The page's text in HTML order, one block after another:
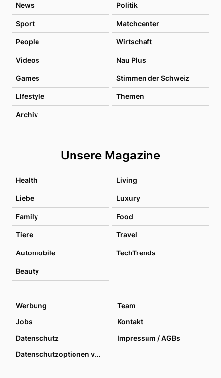
News Politik
Sport Matchcenter
People Wirtschaft
Videos Nau Plus
Games Stimmen der Schweiz
Lifestyle Themen
Archiv
Unsere Magazine
Health Living
Liebe Luxury
Family Food
Tiere Travel
Automobile TechTrends
Beauty
Werbung
Team
Jobs
Kontakt
Datenschutz
Impressum / AGBs
Datenschutzoptionen verwalten